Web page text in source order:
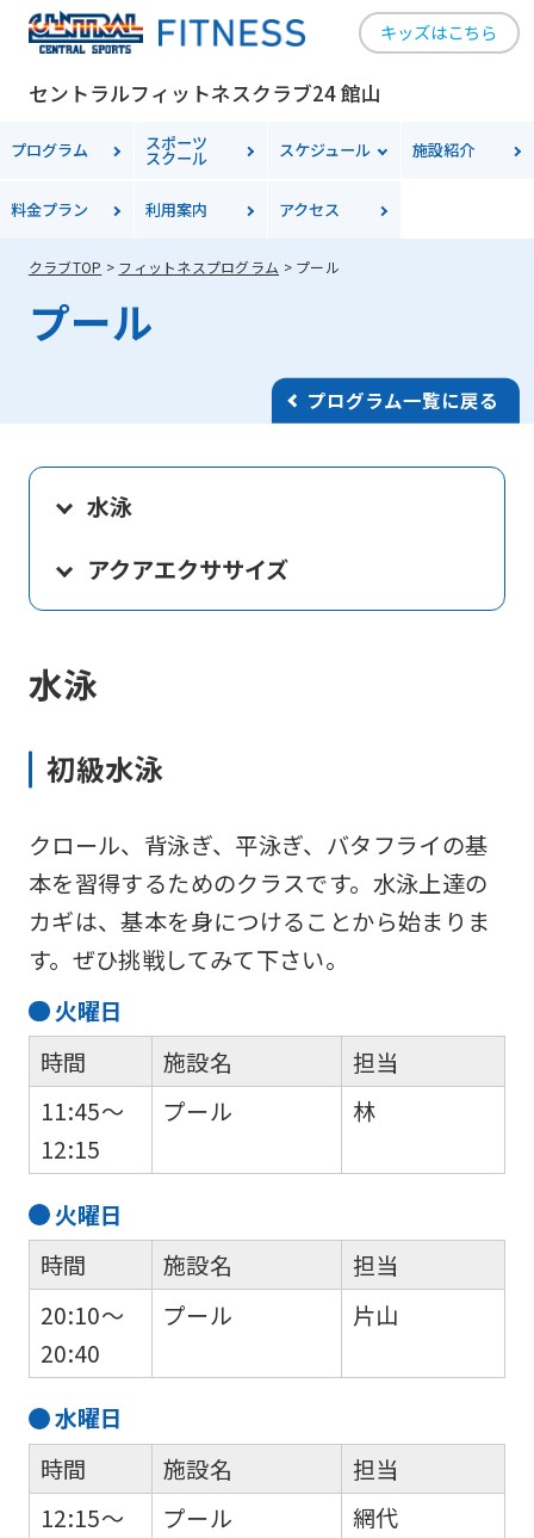
キッズはこちら
セントラルフィットネスクラブ24 館山
プログラム スポーツ
スクール スケジュール 施設紹介
料金プラン 利用案内 アクセス
クラブTOP フィットネスプログラム プール
プール
プログラム一覧に戻る
水泳
アクアエクササイズ
水泳
初級水泳
クロール、背泳ぎ、平泳ぎ、バタフライの基
本を習得するためのクラスです。水泳上達の
カギは、基本を身につけることから始まりま
す。ぜひ挑戦してみて下さい。
火曜日
時間
11:45～
12:15
施設名
プール
担当
林
火曜日
時間
20:10～
20:40
施設名
プール
担当
片山
水曜日
時間
12:15～
施設名
プール
担当
網代